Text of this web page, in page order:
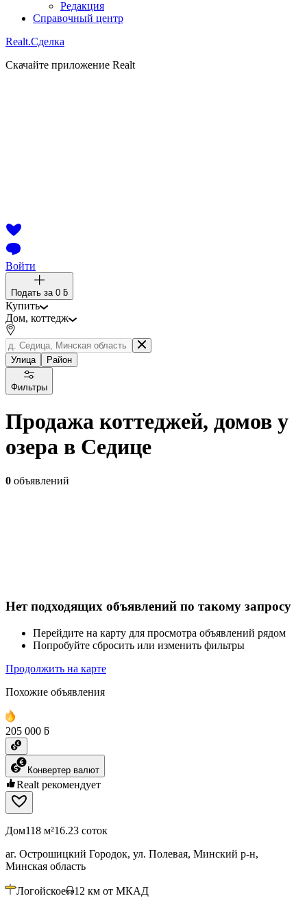
Редакция
Справочный центр
Realt.Сделка
Скачайте приложение Realt
Войти
Подать за 0 ƃ
Купить
Дом, коттедж
Улица Район
Фильтры
Продажа коттеджей, домов у
озера в Седице
0 объявлений
Нет подходящих объявлений по такому запросу
Перейдите на карту для просмотра объявлений рядом
Попробуйте сбросить или изменить фильтры
Продолжить на карте
Похожие объявления
205 000 ƃ
Конвертер валют
Realt рекомендует
Дом118 м²16.23 соток
аг. Острошицкий Городок, ул. Полевая, Минский р-н,
Минская область
Логойское 12 км от МКАД